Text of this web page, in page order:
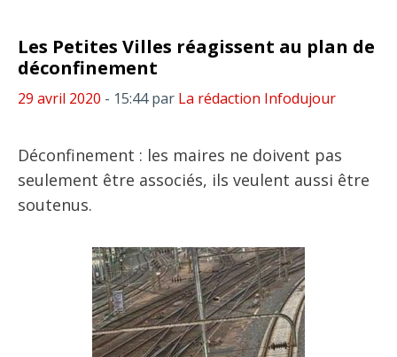
Les Petites Villes réagissent au plan de
déconfinement
29 avril 2020 - 15:44 par La rédaction Infodujour
Déconfinement : les maires ne doivent pas
seulement être associés, ils veulent aussi être
soutenus.